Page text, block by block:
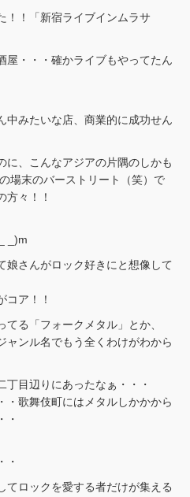
！！「新宿ライブインムラサ
屋・・・確かライブもやってたん
中みたいな店、商業的に成功せん
に、こんなアジアの片隅のしかも
場末のバーストリート（笑）で
方々！！
_)m
娘さんがロック好きにと想像して
コア！！
る「フォークメタル」とか、
ャンル名でもう全くわけがわから
丁目辺りにあったなぁ・・・
・歌舞伎町にはメタルしかかから
・
・
てロックを愛する者だけが集える